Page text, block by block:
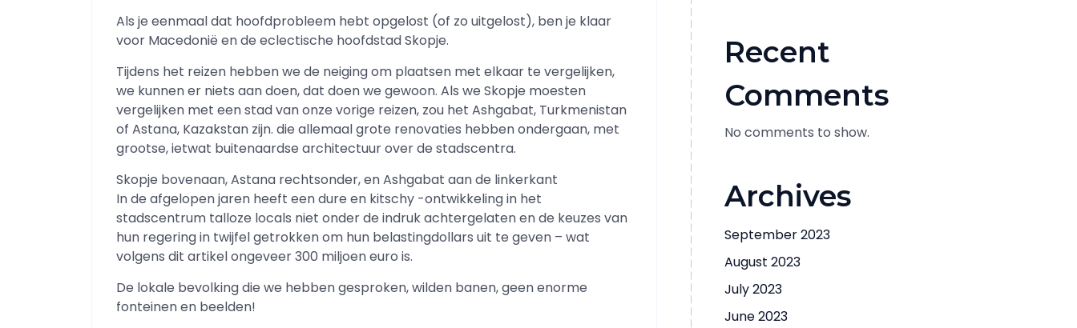
Als je eenmaal dat hoofdprobleem hebt opgelost (of zo uitgelost), ben je klaar
voor Macedonië en de eclectische hoofdstad Skopje.
Tijdens het reizen hebben we de neiging om plaatsen met elkaar te vergelijken,
we kunnen er niets aan doen, dat doen we gewoon. Als we Skopje moesten
vergelijken met een stad van onze vorige reizen, zou het Ashgabat, Turkmenistan
of Astana, Kazakstan zijn. die allemaal grote renovaties hebben ondergaan, met
grootse, ietwat buitenaardse architectuur over de stadscentra.
Skopje bovenaan, Astana rechtsonder, en Ashgabat aan de linkerkant
In de afgelopen jaren heeft een dure en kitschy -ontwikkeling in het
stadscentrum talloze locals niet onder de indruk achtergelaten en de keuzes van
hun regering in twijfel getrokken om hun belastingdollars uit te geven – wat
volgens dit artikel ongeveer 300 miljoen euro is.
De lokale bevolking die we hebben gesproken, wilden banen, geen enorme
fonteinen en beelden!
Recent
Comments
No comments to show.
Archives
September 2023
August 2023
July 2023
June 2023